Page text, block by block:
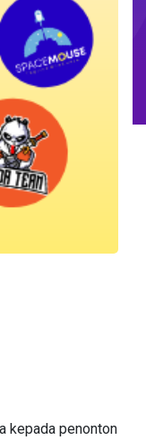
kepada penonton